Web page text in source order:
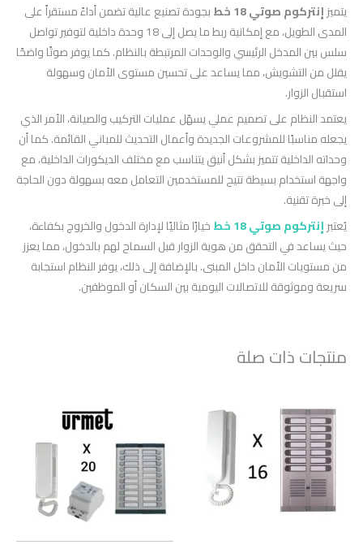
يتميزإنتركوم صوتي 18 خط
بجودة تصنيع عالية تضمن أداءً مستقراً على
المدى الطويل، مع إمكانية ربط ما يصل إلى 18 وحدة داخلية لتوفير تواصل
سلس بين المدخل الرئيسي والوحدات المرتبطة بالنظام. كما يوفر صوتًا واضحًا
يقلل من التشويش، مما يساعد على تحسين مستوى الأمان وسهولة
استقبال الزوار.
يعتمد النظام على تصميم عملي يسهّل عمليات التركيب والصيانة، الأمر الذي
يجعله مناسبًا للمشروعات الجديدة وأعمال التحديث للمباني القائمة. كما أن
وحداته الداخلية تتميز بشكل أنيق يتناسب مع مختلف الديكورات الداخلية، مع
واجهة استخدام بسيطة تتيح للمستخدمين التعامل معه بسهولة دون الحاجة
إلى خبرة تقنية.
يُعتبرإنتركوم صوتي 18 خط
خيارًا مثاليًا لإدارة الدخول والخروج بكفاءة،
حيث يساعد في التحقق من هوية الزوار قبل السماح لهم بالدخول، مما يعزز
من مستويات الأمان داخل المبنى. بالإضافة إلى ذلك، يوفر النظام استجابة
سريعة وموثوقة للاتصالات اليومية بين السكان أو الموظفين.
منتجات ذات صلة